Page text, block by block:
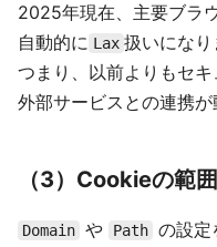
2025年現在、主要ブラ
自動的に Lax 扱いになり
つまり、以前よりもセキ
外部サービスとの連携が
（3）Cookieの範
Domain や Path の設定